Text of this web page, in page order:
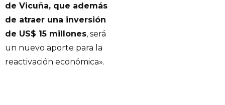
de Vicuña, que además
de atraer una inversión
de US$ 15 millones, será
un nuevo aporte para la
reactivación económica».